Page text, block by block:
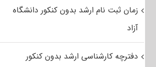
زمان ثبت نام ارشد بدون کنکور دانشگاه
آزاد
دفترچه کارشناسی ارشد بدون کنکور